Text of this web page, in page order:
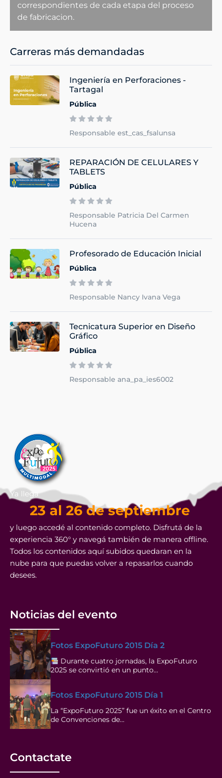
correspondientes de cada etapa del proceso
de fabricacion.
Carreras más demandadas
Ingeniería en Perforaciones -
Tartagal
Pública
Responsable est_cas_fsalunsa
REPARACIÓN DE CELULARES Y
TABLETS
Pública
Responsable Patricia Del Carmen
Hucena
Profesorado de Educación Inicial
Pública
Responsable Nancy Ivana Vega
Tecnicatura Superior en Diseño
Gráfico
Pública
Responsable ana_pa_ies6002
Ya llega
23 al 26 de septiembre
y luego accedé al contenido completo. Disfrutá de la
experiencia 360° y navegá también de manera offline.
Todos los contenidos aquí subidos quedaran en la
nube para que puedas volver a repasarlos cuando
desees.
Noticias del evento
Fotos ExpoFuturo 2015 Día 2
Durante cuatro jornadas, la ExpoFuturo
2025 se convirtió en un punto…
Fotos ExpoFuturo 2015 Día 1
La “ExpoFuturo 2025” fue un éxito en el Centro
de Convenciones de…
Contactate